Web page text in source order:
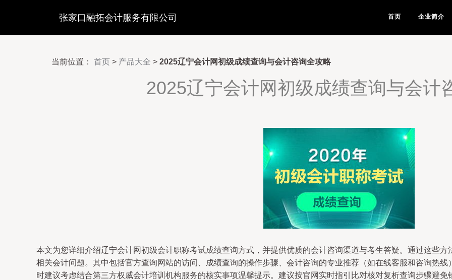
张家口融拓会计服务有限公司 首页 企业简介
当前位置： 首页 > 产品大全 > 2025辽宁会计网初级成绩查询与会计咨询全攻略
2025辽宁会计网初级成绩查询与会计
本文为您详细介绍辽宁会计网初级会计职称考试成绩查询方式，并提供优质的会计咨询渠道与考生答疑。通过这些
相关会计问题。其中包括官方查询网站的访问、成绩查询的操作步骤、会计咨询的专业推荐（如在线客服和咨询热
时建议考虑结合第三方权威会计培训机构服务的核实事项温馨提示。建议按官网实时指引比对核对复析查询步骤避